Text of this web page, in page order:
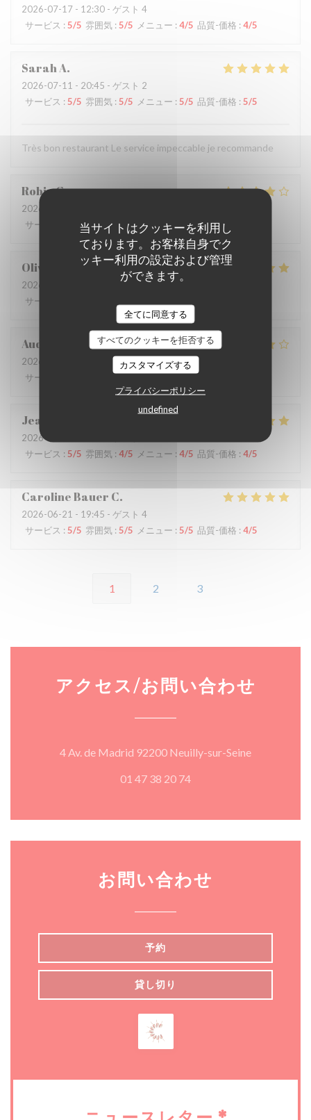
当サイトはクッキーを利用し
ております。お客様自身でク
ッキー利用の設定および管理
ができます。
全てに同意する
すべてのクッキーを拒否する
カスタマイズする
プライバシーポリシー
undefined
2026-07-17 - 12:30 - ゲスト 4
サービス : 5/5 雰囲気 :5/5 メニュー :4/5 品質-価格 : 4/5
SarahA
2026-07-11 - 20:45 - ゲスト 2
サービス : 5/5 雰囲気 : 5/5 メニュー : 5/5 品質-価格 : 5/5
Très bon restaurant Le service impeccable je recommande
RobinG
2026-07-09
サービス
/5 雰囲気 4 /5 メニュー :4 /5 品質-価格
Olivia
2026-06-26
- 12:30 - ゲスト 9
サービス
Audrey
2026-06-22
- 19:30 - ゲスト 6
サービス
:5/5 メニュー:4/5 品質-価格
Jean-Claude
2026-06-25
サービス : 5/5 雰囲気 : 4/5 メニュー : 4/5 品質-価格 : 4/5
Caroline Bauer C
2026-06-21 - 19:45 - ゲスト 4
サービス : 5/5 雰囲気 : 5/5 メニュー : 5/5 品質-価格 : 4/5
1 2 3
アクセス/お問い合わせ
4 Av. de Madrid 92200 Neuilly-sur-Seine((新しいウ
01 47 38 20 74
お問い合わせ
予約
貸し切り